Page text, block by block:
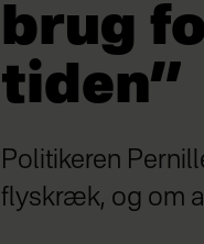
brug
tiden”
Politikeren
flyskræk, og om